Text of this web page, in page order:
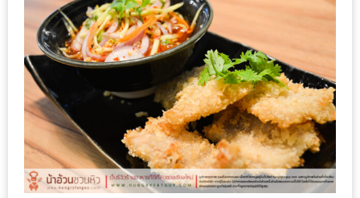
กระทะ
ทั่ว
เชียงใหม่
TOP30
ราคา
ไม่
เกิน
200
บาท